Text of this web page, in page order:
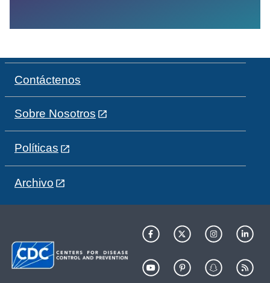
Contáctenos
Sobre Nosotros
Políticas
Archivo